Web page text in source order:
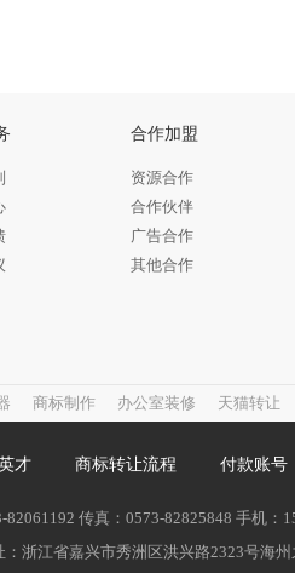
合作加盟
资源合作
合作伙伴
广告合作
其他合作
商标制作 办公室装修 天猫转让
才 商标转让流程 付款账号
传真：0573-82825848 手机：
：浙江省嘉兴市秀洲区洪兴路2323号海州